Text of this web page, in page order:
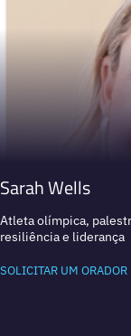
Sarah Wells
Atleta olímpica,
resiliência e liderança
SOLICITAR UM ORADOR